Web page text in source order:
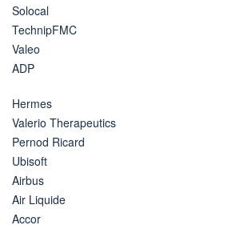
Solocal
TechnipFMC
Valeo
ADP
Hermes
Valerio Therapeutics
Pernod Ricard
Ubisoft
Airbus
Air Liquide
Accor